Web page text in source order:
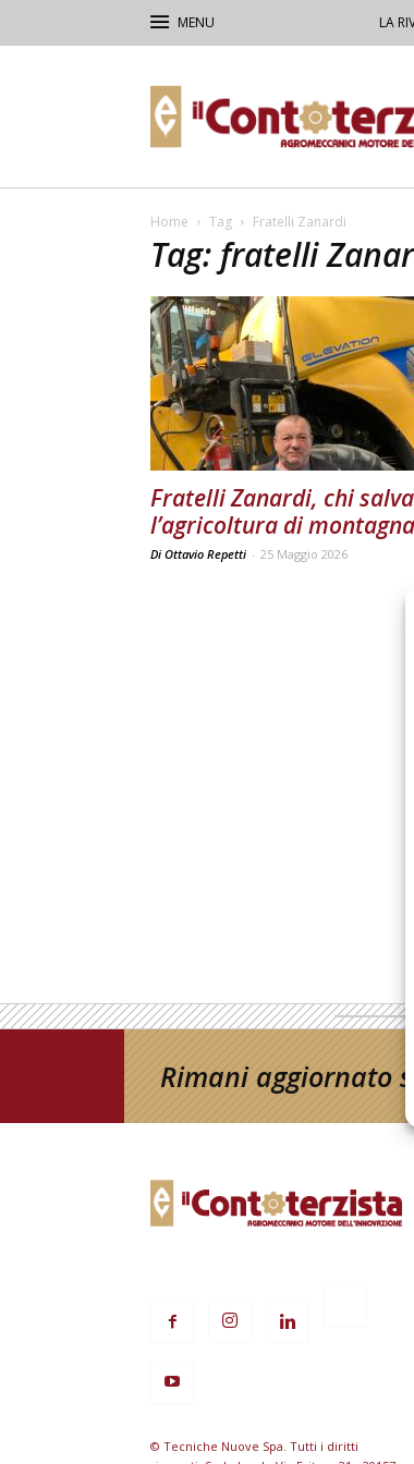
LA
Contoterzista
Home Tag Fratelli Zanardi
Tag: fratelli
Fratelli Zanardi, chi salva
l’agricoltura di montagna
Di Ottavio Repetti - 25 Maggio 2026
Rimani aggiornato
© Tecniche Nuove Spa. Tutti i diritti